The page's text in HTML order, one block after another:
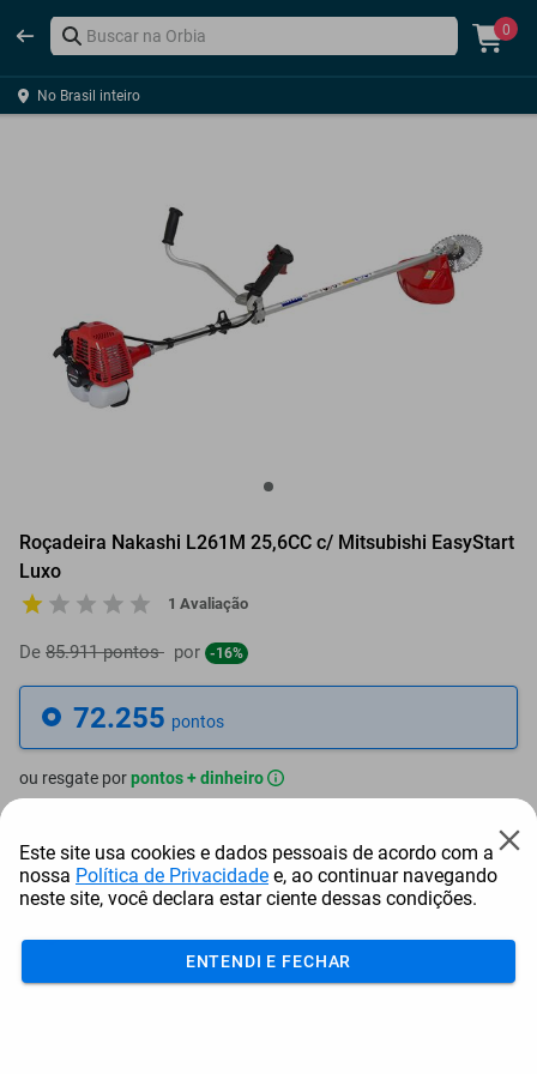
0
No Brasil inteiro
Roçadeira Nakashi L261M 25,6CC c/ Mitsubishi EasyStart
Luxo
1 Avaliação
De 85.911 pontos por -16%
72.255 pontos
ou resgate porpontos + dinheiro
61.417 pontos + R$ 498,55
Este site usa cookies e dados pessoais de acordo com a
nossa Política de Privacidade e, ao continuar navegando
neste site, você declara estar ciente dessas condições.
ENTENDI E FECHAR